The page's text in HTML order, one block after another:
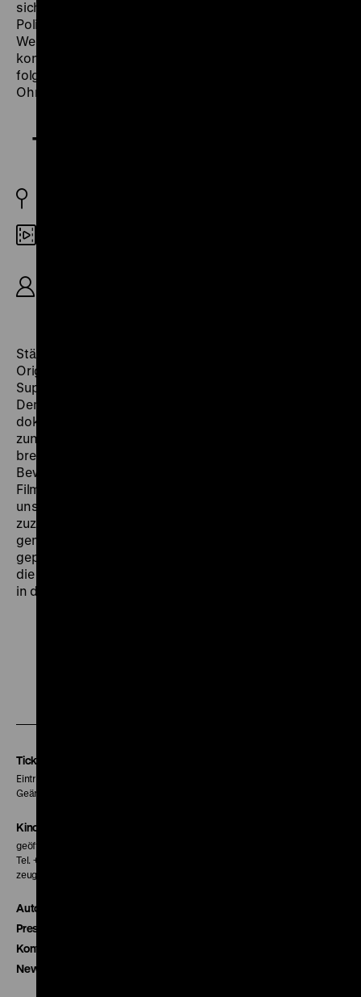
sich aus unmittelbarer Vor-Ort-Perspektive auf die von
Polizisten und „Jubelpersern“ niedergeknüppelten
Westberliner Proteste gegen das iranische Regime
konzentriert. Aufgenommen wird dabei auch der
folgenreiche Mord an dem Studenten Benno
Ohnesorg. (chl)
Tor 2
Stärker als leichte 16mm-Kameras mit
Originaltonausrüstung begünstigte die Einführung von
Super-8-Material und Video-Apparaturen eine
Demokratisierung und Dezentralisierung des
dokumentarischen Arbeitens. Entscheidend war dafür
zunächst der günstige Preis von Super-8, der es
breiteren Schichten ermöglichte, sich an der
Bewegtbildproduktion zu beteiligen, und es
Filmemachern erlaubte, sich scheinbar
unspektakulären und lokal begrenzten Ereignissen
zuzuwenden. In diesem Sinne dokumentiert der
gemeinschaftlich produzierte und als Solidaritätsfilm
geplante
die Geschehnisse während eines Stahlarbeiterstreiks
in der Silvesternacht 1978/79. (chl)
Tickets
Eintritt 5 €
Geänderte Preise sind im Programm vermerkt.
Kinokasse
geöffnet 30 Minuten vor Beginn der ersten Vorstellung
Tel. + 49 30 20304-770
zeughauskino@dhm.de
Autor*innen
Presse
Kontakt
Newsletter